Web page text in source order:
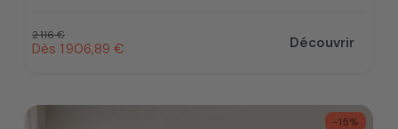
Prix habituel
2 116 €
Prix promotionnel
Dès 1 906,89 € Découvrir
-15%